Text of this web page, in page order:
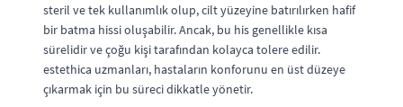
steril ve tek kullanımlık olup, cilt yüzeyine batırılırken hafif
bir batma hissi oluşabilir. Ancak, bu his genellikle kısa
sürelidir ve çoğu kişi tarafından kolayca tolere edilir.
estethica uzmanları, hastaların konforunu en üst düzeye
çıkarmak için bu süreci dikkatle yönetir.